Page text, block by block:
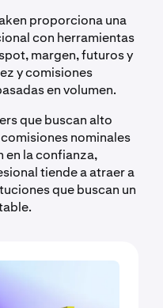
proporciona una
con herramientas
margen, futuros y
y comisiones
en volumen.
que buscan alto
nominales
en la confianza,
tiende a atraer a
que buscan un